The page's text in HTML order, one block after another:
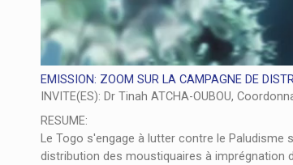
EMISSION: ZOOM SUR LA CAMPAGNE DE
INVITE(ES): Dr Tinah ATCHA-OUBOU,
RESUME:
Le Togo s'engage à lutter contre le
distribution des moustiquaires à imprégnation